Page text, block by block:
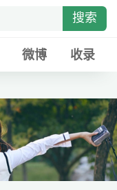
搜索
微博 收录